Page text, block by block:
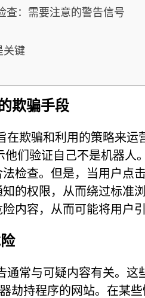
查：需要注意的警告信号
关键
欺骗手段
在欺骗和利用的策略来
他们验证自己不是机器人
检查。但是，当用户点
的权限，从而绕过标准
内容，从而可能将用户
通常与可疑内容有关。
劫持程序的网站。在某